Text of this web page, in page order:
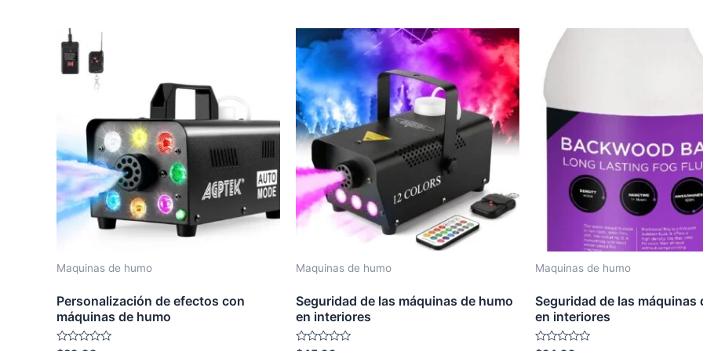
Maquinas de humo
Personalización de efectos con
máquinas de humo
Maquinas de humo
Seguridad de las máquinas de humo
en interiores
Maquinas de humo
Seguridad de las máquinas
en interiores